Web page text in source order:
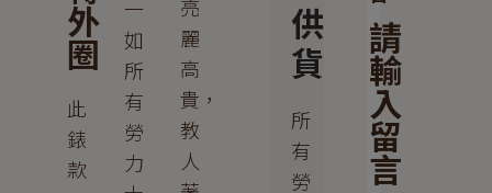
外
圈
此
錶
款
一
如
所
有
勞
力
亮
麗
高
貴，
教
人
供
貨
所
有
勞
請
輸
入
留
言